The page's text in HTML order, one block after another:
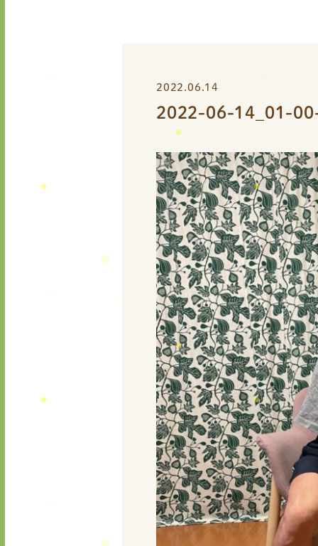
2022.06.14
2022-06-14_01-